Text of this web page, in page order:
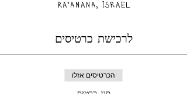
Ra'anana, Israel
לרכישת כרטיסים
הכרטיסים אזלו
סוג כרטיס